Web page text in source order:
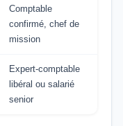
Comptable
confirmé, chef de
mission
Expert-comptable
libéral ou salarié
senior